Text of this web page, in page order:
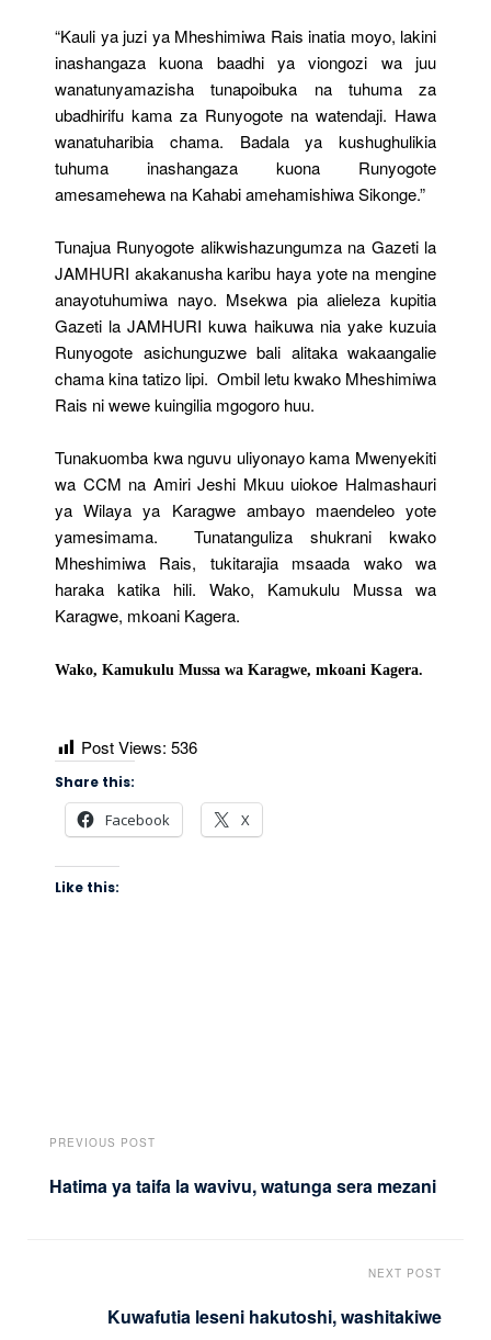
“Kauli ya juzi ya Mheshimiwa Rais inatia moyo, lakini
inashangaza kuona baadhi ya viongozi wa juu
wanatunyamazisha tunapoibuka na tuhuma za
ubadhirifu kama za Runyogote na watendaji. Hawa
wanatuharibia chama. Badala ya kushughulikia
tuhuma inashangaza kuona Runyogote
amesamehewa na Kahabi amehamishiwa Sikonge.”
Tunajua Runyogote alikwishazungumza na Gazeti la
JAMHURI akakanusha karibu haya yote na mengine
anayotuhumiwa nayo. Msekwa pia alieleza kupitia
Gazeti la JAMHURI kuwa haikuwa nia yake kuzuia
Runyogote asichunguzwe bali alitaka wakaangalie
chama kina tatizo lipi. Ombil letu kwako Mheshimiwa
Rais ni wewe kuingilia mgogoro huu.
Tunakuomba kwa nguvu uliyonayo kama Mwenyekiti
wa CCM na Amiri Jeshi Mkuu uiokoe Halmashauri
ya Wilaya ya Karagwe ambayo maendeleo yote
yamesimama. Tunatanguliza shukrani kwako
Mheshimiwa Rais, tukitarajia msaada wako wa
haraka katika hili. Wako, Kamukulu Mussa wa
Karagwe, mkoani Kagera.
Wako, Kamukulu Mussa wa Karagwe, mkoani Kagera.
Post Views: 536
Share this:
Facebook X
Like this:
PREVIOUS POST
Hatima ya taifa la wavivu, watunga sera mezani
NEXT POST
Kuwafutia leseni hakutoshi, washitakiwe